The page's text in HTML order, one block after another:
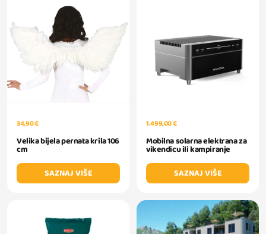
34,90 €
Velika bijela pernata krila 106
cm
SAZNAJ VIŠE
1.499,00 €
Mobilna solarna elektrana za
vikendicu ili kampiranje
SAZNAJ VIŠE